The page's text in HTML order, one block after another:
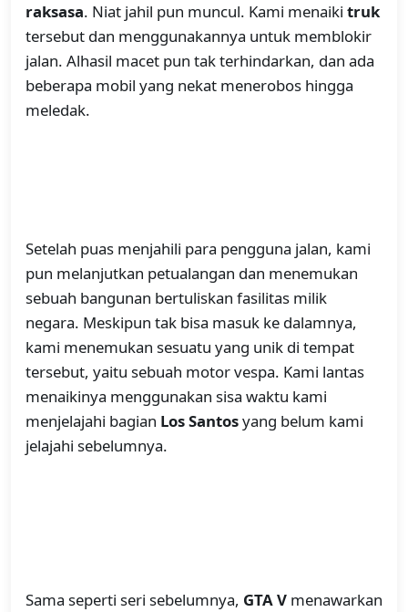
raksasa. Niat jahil pun muncul. Kami menaiki truk
tersebut dan menggunakannya untuk memblokir
jalan. Alhasil macet pun tak terhindarkan, dan ada
beberapa mobil yang nekat menerobos hingga
meledak.
Setelah puas menjahili para pengguna jalan, kami
pun melanjutkan petualangan dan menemukan
sebuah bangunan bertuliskan fasilitas milik
negara. Meskipun tak bisa masuk ke dalamnya,
kami menemukan sesuatu yang unik di tempat
tersebut, yaitu sebuah motor vespa. Kami lantas
menaikinya menggunakan sisa waktu kami
menjelajahi bagian Los Santosyang belum kami
jelajahi sebelumnya.
Sama seperti seri sebelumnya, GTA V menawarkan